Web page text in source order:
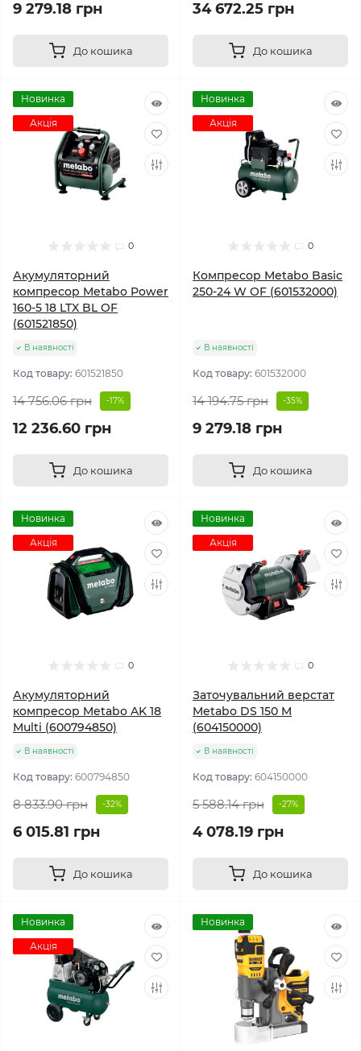
9 279.18 грн
До кошика
34 672.25 грн
До кошика
Новинка
Акція
0
Акумуляторний
компресор Metabo Power
160-5 18 LTX BL OF
(601521850)
В наявності
Код товару: 601521850
14 756.06 грн -17%
12 236.60 грн
До кошика
Новинка
Акція
0
Компресор Metabo Basic
250-24 W OF (601532000)
В наявності
Код товару: 601532000
14 194.75 грн -35%
9 279.18 грн
До кошика
Новинка
Акція
0
Акумуляторний
компресор Metabo AK 18
Multi (600794850)
В наявності
Код товару: 600794850
8 833.90 грн -32%
6 015.81 грн
До кошика
Новинка
Акція
0
Заточувальний верстат
Metabo DS 150 M
(604150000)
В наявності
Код товару: 604150000
5 588.14 грн -27%
4 078.19 грн
До кошика
Новинка
Акція
Новинка